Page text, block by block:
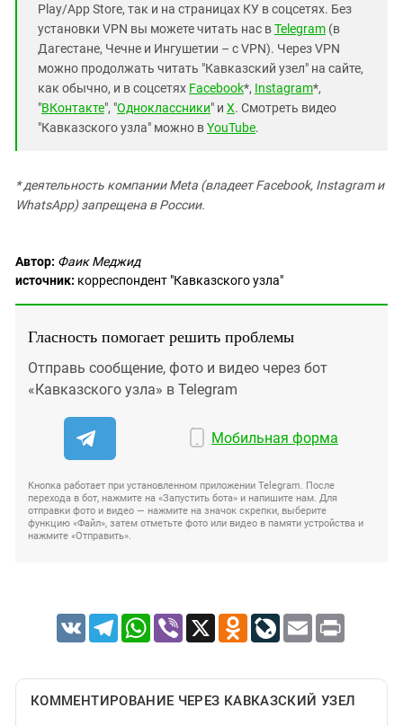
Play/App Store, так и на страницах КУ в соцсетях. Без
установки VPN вы можете читать нас вTelegram (в
Дагестане, Чечне и Ингушетии – с VPN). Через VPN
можно продолжать читать "Кавказский узел" на сайте,
как обычно, и в соцсетях Facebook*, Instagram*,
"ВКонтакте", "Одноклассники" и X. Смотреть видео
"Кавказского узла" можно вYouTube.
* деятельность компании Meta (владеет Facebook, Instagram и
WhatsApp) запрещена в России.
Автор: Фаик Меджид
источник: корреспондент "Кавказского узла"
Гласность помогает решить проблемы
Отправь сообщение, фото и видео через бот
«Кавказского узла» в Telegram
Мобильная форма
Кнопка работает при установленном приложении Telegram. После
перехода в бот, нажмите на «Запустить бота» и напишите нам. Для
отправки фото и видео — нажмите на значок скрепки, выберите
функцию «Файл», затем отметьте фото или видео в памяти устройства и
нажмите «Отправить».
VK TelegramWhatsApp
Viber X Odnoklassniki
LiveJournal
Email Print
КОММЕНТИРОВАНИЕ ЧЕРЕЗ КАВКАЗСКИЙ УЗЕЛ